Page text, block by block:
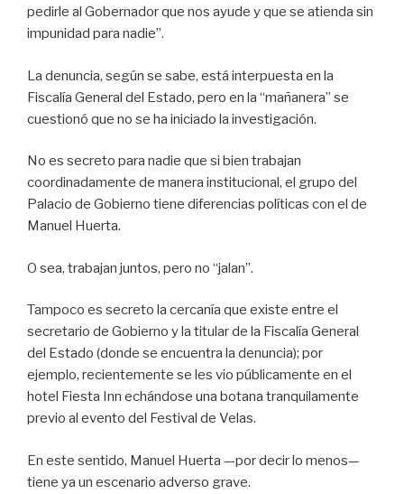
pedirle al Gobernador que nos ayude y que se atienda sin
impunidad para nadie”.
La denuncia, según se sabe, está interpuesta en la
Fiscalía General del Estado, pero en la “mañanera” se
cuestionó que no se ha iniciado la investigación.
No es secreto para nadie que si bien trabajan
coordinadamente de manera institucional, el grupo del
Palacio de Gobierno tiene diferencias políticas con el de
Manuel Huerta.
O sea, trabajan juntos, pero no “jalan”.
Tampoco es secreto la cercanía que existe entre el
secretario de Gobierno y la titular de la Fiscalía General
del Estado (donde se encuentra la denuncia); por
ejemplo, recientemente se les vio públicamente en el
hotel Fiesta Inn echándose una botana tranquilamente
previo al evento del Festival de Velas.
En este sentido, Manuel Huerta —por decir lo menos—
tiene ya un escenario adverso grave.